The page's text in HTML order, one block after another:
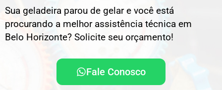
Sua geladeira parou de gelar e você está
procurando a melhor assistência técnica em
Belo Horizonte? Solicite seu orçamento!
Fale Conosco